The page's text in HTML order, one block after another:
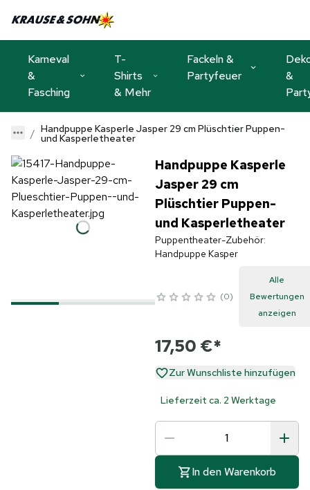
Karneval
&
Fasching
T-
Shirts
& Mehr
Fackeln &
Partyfeuer
&
Handpuppe Kasperle Jasper 29 cm Plüschtier Puppen-
und Kasperletheater
Handpuppe Kasperle
Jasper 29 cm
Plüschtier Puppen-
und Kasperletheater
Puppentheater-Zubehör:
Handpuppe Kasper
0
Alle
Bewertungen
anzeigen
17,50 €*
Zur Wunschliste hinzufügen
Lieferzeit ca. 2 Werktage
In den Warenkorb